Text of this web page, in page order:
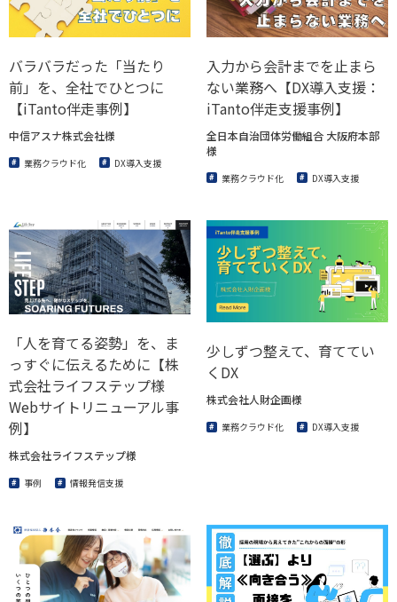
バラバラだった「当たり
前」を、全社でひとつに
【iTanto伴走事例】
中信アスナ株式会社様
業務クラウド化 DX導入支援
入力から会計までを止まら
ない業務へ【DX導入支援：
iTanto伴走支援事例】
全日本自治団体労働組合 大阪府本部
様
業務クラウド化 DX導入支援
「人を育てる姿勢」を、ま
っすぐに伝えるために【株
式会社ライフステップ様
Webサイトリニューアル事
例】
株式会社ライフステップ様
事例 情報発信支援
少しずつ整えて、育ててい
くDX
株式会社人財企画様
業務クラウド化 DX導入支援